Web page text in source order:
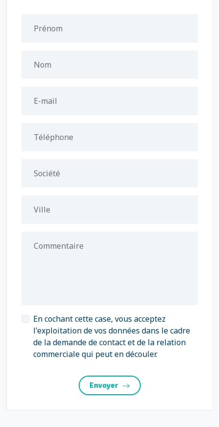
Prénom
Nom
E-mail
Téléphone
Société
Ville
Commentaire
En cochant cette case, vous acceptez
l'exploitation de vos données dans le cadre
de la demande de contact et de la relation
commerciale qui peut en découler.
Envoyer